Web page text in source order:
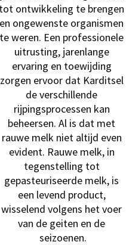
tot ontwikkeling te brengen
en ongewenste organismen
te weren. Een professionele
uitrusting, jarenlange
ervaring en toewijding
zorgen ervoor dat Karditsel
de verschillende
rijpingsprocessen kan
beheersen. Al is dat met
rauwe melk niet altijd even
evident. Rauwe melk, in
tegenstelling tot
gepasteuriseerde melk, is
een levend product,
wisselend volgens het voer
van de geiten en de
seizoenen.